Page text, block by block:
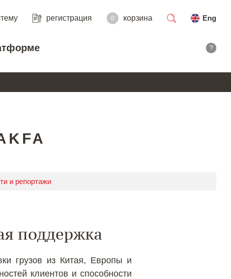
регистрация 0 корзина
Eng
?
и репортажи
поддержка
грузов из Китая, Европы и
клиентов и способности